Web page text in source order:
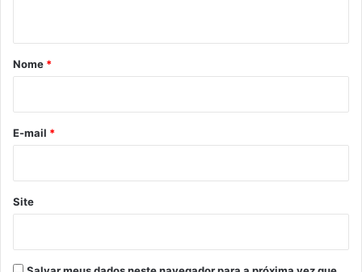
r
*
Nome *
E-mail *
Site